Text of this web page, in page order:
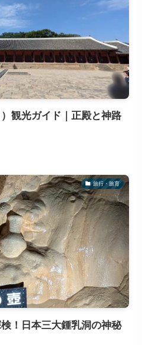
観光ガイド｜正殿と神路
旅行・旅育
！日本三大鍾乳洞の神秘